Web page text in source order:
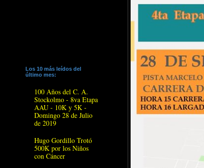
Los 10 más leídos del
último mes:
100 Años del C. A.
Stockolmo - 8va Etapa
AAU - 10K y 5K -
Domingo 28 de Julio
de 2019
Hugo Gordillo Trotó
500K por los Niños
con Cáncer